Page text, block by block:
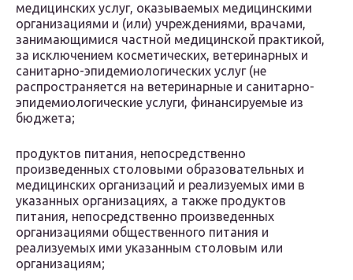
медицинских услуг, оказываемых медицинскими
организациями и (или) учреждениями, врачами,
занимающимися частной медицинской практикой,
за исключением косметических, ветеринарных и
санитарно-эпидемиологических услуг (не
распространяется на ветеринарные и санитарно-
эпидемиологические услуги, финансируемые из
бюджета;
продуктов питания, непосредственно
произведенных столовыми образовательных и
медицинских организаций и реализуемых ими в
указанных организациях, а также продуктов
питания, непосредственно произведенных
организациями общественного питания и
реализуемых ими указанным столовым или
организациям;